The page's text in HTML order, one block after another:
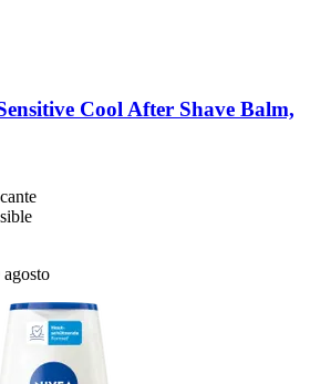
Cool After Shave Balm,
agosto